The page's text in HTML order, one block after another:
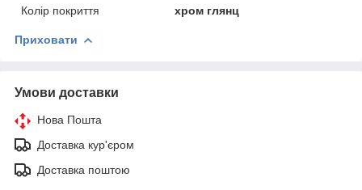
Колір покриття
хром глянц
Приховати
Умови доставки
Нова Пошта
Доставка кур'єром
Доставка поштою